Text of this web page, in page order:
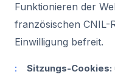
Funktionieren der
französischen CNIL-
Einwilligung befreit.
Sitzungs-Cookies: